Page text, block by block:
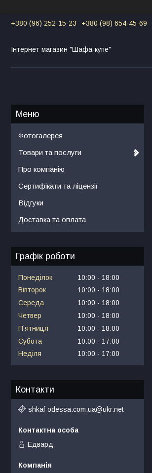
+380 (96) 252-15-23 +380 (98) 654-45-69
Інтернет магазин "Шафа-купе"
Фотогалерея
Товари та послуги
Про компанію
Сертифікати та ліцензії
Відгуки
Доставка та оплата
Графік роботи
Понеділок 10:00
18:00
Вівторок
10:00
18:00
Середа
10:00
18:00
Четвер
10:00
18:00
Пʼятниця
10:00
18:00
Субота
10:00
17:00
Неділя
10:00 17:00
Контакти
shkaf-odessa.com.ua@ukr.net
Едвард